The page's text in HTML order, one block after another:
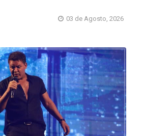
03 de Agosto, 2026